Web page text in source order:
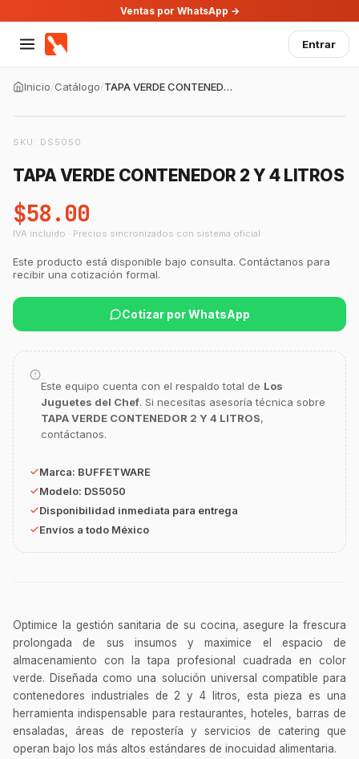
Ventas por WhatsApp →
Entrar
Inicio/Catálogo/ TAPA VERDE CONTENEDOR 2 Y 4 LITROS
SKU: DS5050
TAPA VERDE CONTENEDOR 2 Y 4 LITROS
$58.00
IVA incluido · Precios sincronizados con sistema oficial
Este producto está disponible bajo consulta. Contáctanos para
recibir una cotización formal.
Cotizar por WhatsApp
Este equipo cuenta con el respaldo total de Los
Juguetes del Chef. Si necesitas asesoría técnica sobre
TAPA VERDE CONTENEDOR 2 Y 4 LITROS,
contáctanos.
Marca: BUFFETWARE
Modelo: DS5050
Disponibilidad inmediata para entrega
Envíos a todo México
Optimice la gestión sanitaria de su cocina, asegure la frescura
prolongada de sus insumos y maximice el espacio de
almacenamiento con la tapa profesional cuadrada en color
verde. Diseñada como una solución universal compatible para
contenedores industriales de 2 y 4 litros, esta pieza es una
herramienta indispensable para restaurantes, hoteles, barras de
ensaladas, áreas de repostería y servicios de catering que
operan bajo los más altos estándares de inocuidad alimentaria.
GastroBot
Asesor Chef Online
de cocina profesional de GastroArt.
equipamiento o utensilios?
Ver sucursales y contacto